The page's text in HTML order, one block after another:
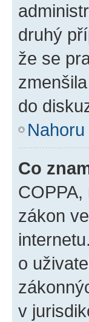
druhý
že se
do
Nahoru
Co
zákon
o
v